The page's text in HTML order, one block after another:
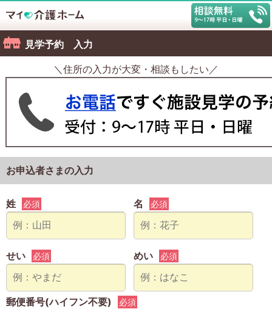
見学予約 入力
＼住所の入力が大変・相談もしたい／
お申込者さまの入力
姓 必須 名 必須
せい 必須 めい 必須
郵便番号(ハイフン不要) 必須